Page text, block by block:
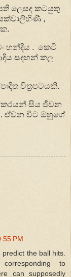
ලෙසද කටයුතු
,
හන්දිය . කෙටි
සදහන් කල
චිත්‍රපටයකි.
සිය ජීවන
. ඒවන විට ඔහුගේ
PM
the ball hits.
to
can supposedly